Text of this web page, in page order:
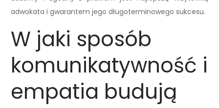
adwokata i gwarantem jego długoterminowego sukcesu.
W jaki sposób
komunikatywność i
empatia budują